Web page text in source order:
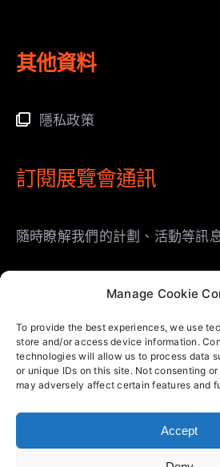
Manage Cookie
To provide the best experiences, we use
store and/or access device information.
technologies will allow us to process data
or unique IDs on this site. Not consenting
may adversely affect certain features and
Accept
其他資料
隱私政策
訂閱展覽會通訊
隨時瞭解我們的計劃、活動等訊
登記
© Copyright 2025 | 福威士國際